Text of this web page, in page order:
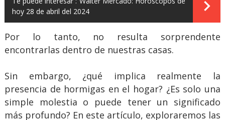
hoy 28 de abril del 2024
Por lo tanto, no resulta sorprendente
encontrarlas dentro de nuestras casas.
Sin embargo, ¿qué implica realmente la
presencia de hormigas en el hogar? ¿Es solo una
simple molestia o puede tener un significado
más profundo? En este artículo, exploraremos las